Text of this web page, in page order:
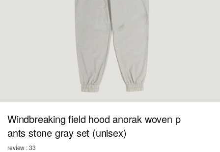
Windbreaking field hood anorak woven p
ants stone gray set (unisex)
review : 33